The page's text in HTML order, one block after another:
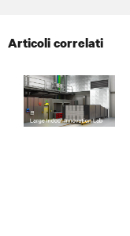
Articoli correlati